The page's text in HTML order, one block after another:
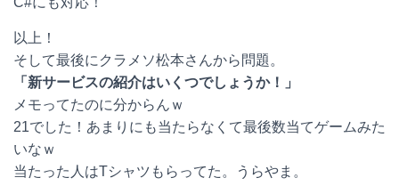
以上！
そして最後にクラメソ松本さんから問題。
「新サービスの紹介はいくつでしょうか！」
メモってたのに分からんｗ
21でした！あまりにも当たらなくて最後数当てゲームみた
いなｗ
当たった人はTシャツもらってた。うらやま。